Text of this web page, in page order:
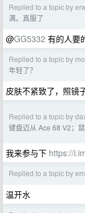
Replied to a topic by
满。真服了
@GG5332 有的人要
Replied to a topic by
年轻了？
皮肤不紧致了，照镜
Replied to a topic by
键盘迈从 Ace 68 V2；
我来参与下 https://
Replied to a topic by
温开水